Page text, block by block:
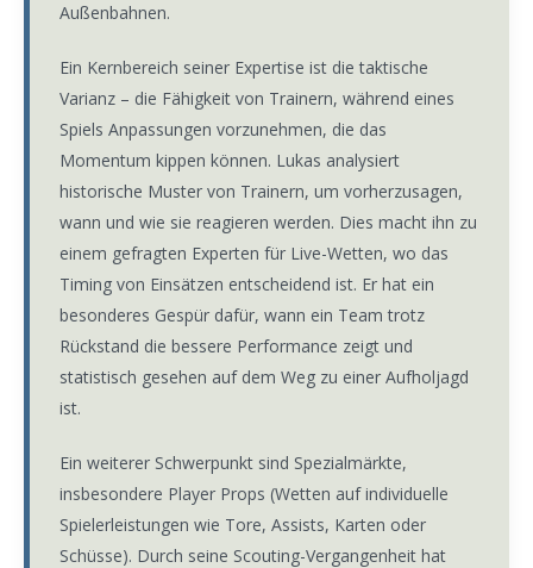
Außenbahnen.
Ein Kernbereich seiner Expertise ist die taktische
Varianz – die Fähigkeit von Trainern, während eines
Spiels Anpassungen vorzunehmen, die das
Momentum kippen können. Lukas analysiert
historische Muster von Trainern, um vorherzusagen,
wann und wie sie reagieren werden. Dies macht ihn zu
einem gefragten Experten für Live-Wetten, wo das
Timing von Einsätzen entscheidend ist. Er hat ein
besonderes Gespür dafür, wann ein Team trotz
Rückstand die bessere Performance zeigt und
statistisch gesehen auf dem Weg zu einer Aufholjagd
ist.
Ein weiterer Schwerpunkt sind Spezialmärkte,
insbesondere Player Props (Wetten auf individuelle
Spielerleistungen wie Tore, Assists, Karten oder
Schüsse). Durch seine Scouting-Vergangenheit hat